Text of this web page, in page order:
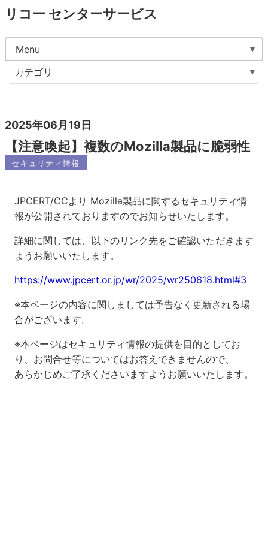
リコー センターサービス
Menu
カテゴリ
2025年06月19日
【注意喚起】複数のMozilla製品に脆弱性
セキュリティ情報
JPCERT/CCより Mozilla製品に関するセキュリティ情
報が公開されておりますのでお知らせいたします。
詳細に関しては、以下のリンク先をご確認いただきます
ようお願いいたします。
https://www.jpcert.or.jp/wr/2025/wr250618.html#3
※本ページの内容に関しましては予告なく更新される場
合がございます。
※本ページはセキュリティ情報の提供を目的としてお
り、お問合せ等についてはお答えできませんので、
あらかじめご了承くださいますようお願いいたします。